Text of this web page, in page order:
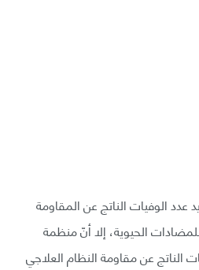
الوفيات الناتج عن المقاومة
للمضادات الحيوية، إلا أنّ منظمة
الناتج عن مقاومة النظام العلاجي